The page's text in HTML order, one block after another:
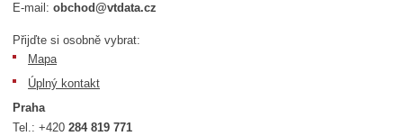
E-mail:obchod@vtdata.cz
Přijďte si osobně vybrat:
Mapa
Úplný kontakt
Praha
Tel.:+420284 819 771